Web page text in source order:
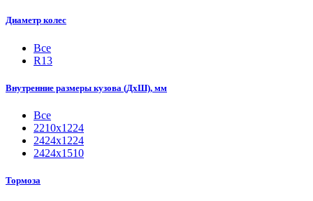
Диаметр колес
Все
R13
Внутренние размеры кузова (ДхШ), мм
Все
2210х1224
2424х1224
2424х1510
Тормоза